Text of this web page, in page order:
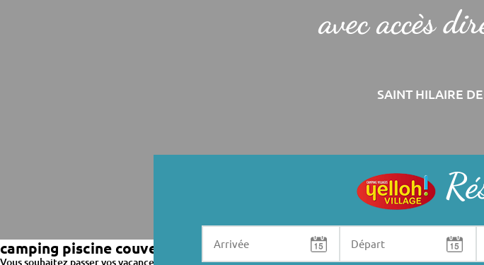
avec accès
SAINT HILAIRE
camping piscine couverte près de Saint Hilaire La Forêt
Vous souhaitez passer vos vacances dans un camping avec piscine couverte près de Saint Hilaire La Forêt